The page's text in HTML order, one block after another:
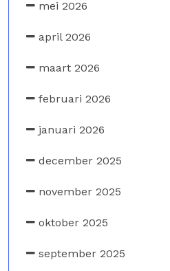
mei 2026
april 2026
maart 2026
februari 2026
januari 2026
december 2025
november 2025
oktober 2025
september 2025